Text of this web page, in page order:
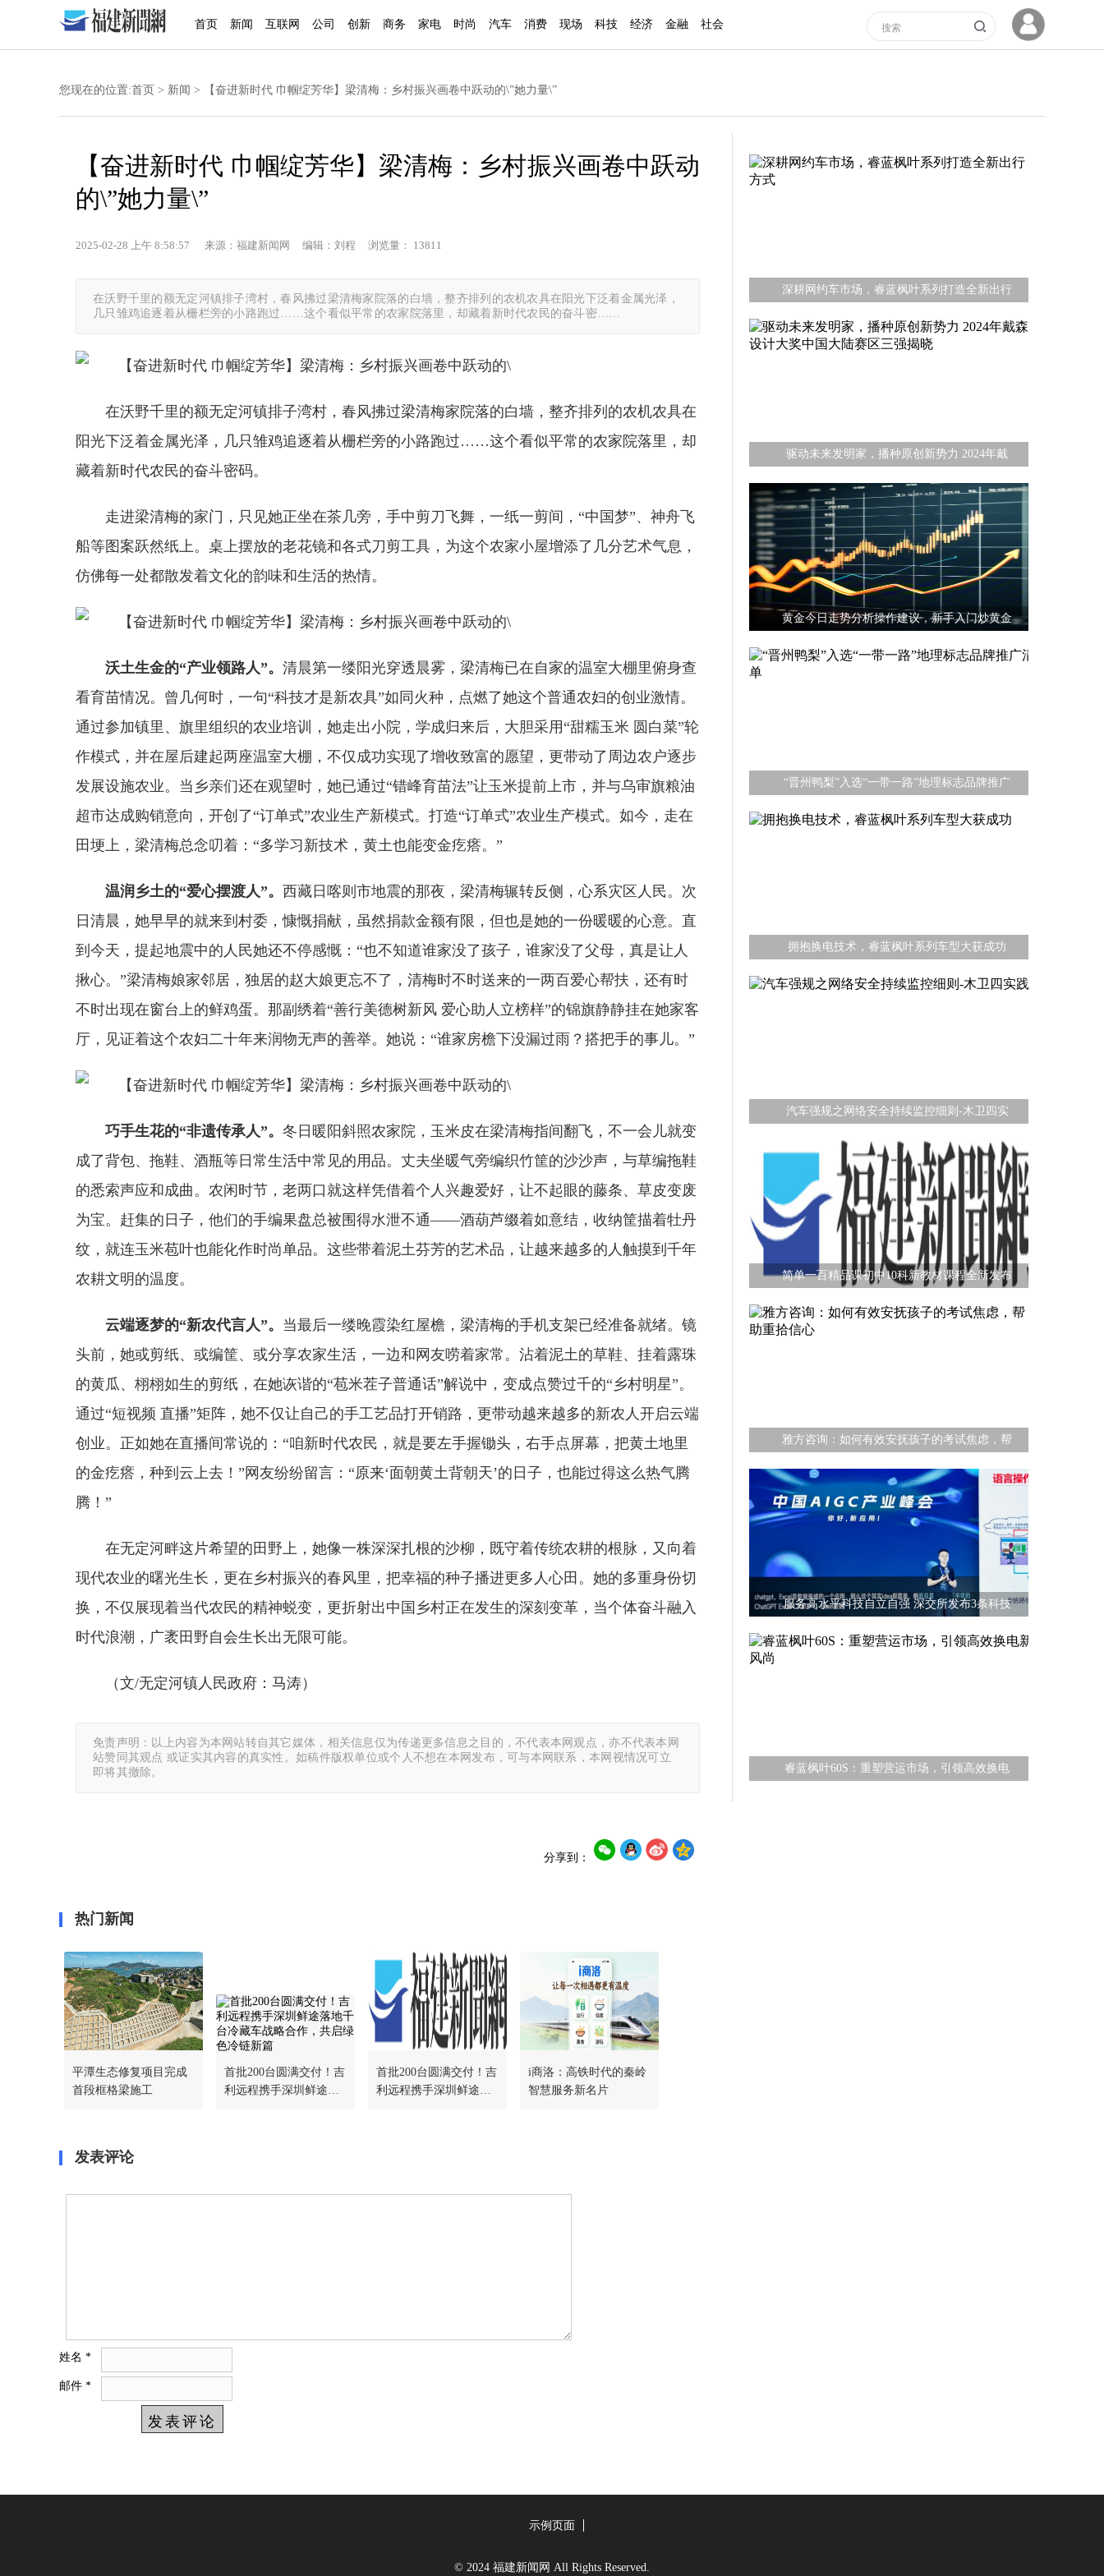
首页 新闻 互联网 公司 创新 商务 家电 时尚 汽车 消费 现场 科技 经济 金融 社会
您现在的位置:首页 > 新闻 > 【奋进新时代 巾帼绽芳华】梁清梅：乡村振兴画卷中跃动的\”她力量\”
【奋进新时代 巾帼绽芳华】梁清梅：乡村振兴画卷中跃动
的\”她力量\”
2025-02-28 上午 8:58:57 来源：福建新闻网 编辑：刘程 浏览量： 13811
在沃野千里的额无定河镇排子湾村，春风拂过梁清梅家院落的白墙，整齐排列的农机农具在阳光下泛着金属光泽，
几只雏鸡追逐着从栅栏旁的小路跑过……这个看似平常的农家院落里，却藏着新时代农民的奋斗密……
在沃野千里的额无定河镇排子湾村，春风拂过梁清梅家院落的白墙，整齐排列的农机农具在
阳光下泛着金属光泽，几只雏鸡追逐着从栅栏旁的小路跑过……这个看似平常的农家院落里，却
藏着新时代农民的奋斗密码。
走进梁清梅的家门，只见她正坐在茶几旁，手中剪刀飞舞，一纸一剪间，“中国梦”、神舟飞
船等图案跃然纸上。桌上摆放的老花镜和各式刀剪工具，为这个农家小屋增添了几分艺术气息，
仿佛每一处都散发着文化的韵味和生活的热情。
沃土生金的“产业领路人”。 清晨第一缕阳光穿透晨雾，梁清梅已在自家的温室大棚里俯身查
看育苗情况。曾几何时，一句“科技才是新农具”如同火种，点燃了她这个普通农妇的创业激情。
通过参加镇里、旗里组织的农业培训，她走出小院，学成归来后，大胆采用“甜糯玉米 圆白菜”轮
作模式，并在屋后建起两座温室大棚，不仅成功实现了增收致富的愿望，更带动了周边农户逐步
发展设施农业。当乡亲们还在观望时，她已通过“错峰育苗法”让玉米提前上市，并与乌审旗粮油
超市达成购销意向，开创了“订单式”农业生产新模式。打造“订单式”农业生产模式。如今，走在
田埂上，梁清梅总念叨着：“多学习新技术，黄土也能变金疙瘩。”
温润乡土的“爱心摆渡人”。 西藏日喀则市地震的那夜，梁清梅辗转反侧，心系灾区人民。次
日清晨，她早早的就来到村委，慷慨捐献，虽然捐款金额有限，但也是她的一份暖暖的心意。直
到今天，提起地震中的人民她还不停感慨：“也不知道谁家没了孩子，谁家没了父母，真是让人
揪心。”梁清梅娘家邻居，独居的赵大娘更忘不了，清梅时不时送来的一两百爱心帮扶，还有时
不时出现在窗台上的鲜鸡蛋。那副绣着“善行美德树新风 爱心助人立榜样”的锦旗静静挂在她家客
厅，见证着这个农妇二十年来润物无声的善举。她说：“谁家房檐下没漏过雨？搭把手的事儿。”
巧手生花的“非遗传承人”。 冬日暖阳斜照农家院，玉米皮在梁清梅指间翻飞，不一会儿就变
成了背包、拖鞋、酒瓶等日常生活中常见的用品。丈夫坐暖气旁编织竹筐的沙沙声，与草编拖鞋
的悉索声应和成曲。农闲时节，老两口就这样凭借着个人兴趣爱好，让不起眼的藤条、草皮变废
为宝。赶集的日子，他们的手编果盘总被围得水泄不通——酒葫芦缀着如意结，收纳筐描着牡丹
纹，就连玉米苞叶也能化作时尚单品。这些带着泥土芬芳的艺术品，让越来越多的人触摸到千年
农耕文明的温度。
云端逐梦的“新农代言人”。 当最后一缕晚霞染红屋檐，梁清梅的手机支架已经准备就绪。镜
头前，她或剪纸、或编筐、或分享农家生活，一边和网友唠着家常。沾着泥土的草鞋、挂着露珠
的黄瓜、栩栩如生的剪纸，在她诙谐的“苞米茬子普通话”解说中，变成点赞过千的“乡村明星”。
通过“短视频 直播”矩阵，她不仅让自己的手工艺品打开销路，更带动越来越多的新农人开启云端
创业。正如她在直播间常说的：“咱新时代农民，就是要左手握锄头，右手点屏幕，把黄土地里
的金疙瘩，种到云上去！”网友纷纷留言：“原来‘面朝黄土背朝天’的日子，也能过得这么热气腾
腾！”
在无定河畔这片希望的田野上，她像一株深深扎根的沙柳，既守着传统农耕的根脉，又向着
现代农业的曙光生长，更在乡村振兴的春风里，把幸福的种子播进更多人心田。她的多重身份切
换，不仅展现着当代农民的精神蜕变，更折射出中国乡村正在发生的深刻变革，当个体奋斗融入
时代浪潮，广袤田野自会生长出无限可能。
（文/无定河镇人民政府：马涛）
免责声明：以上内容为本网站转自其它媒体，相关信息仅为传递更多信息之目的，不代表本网观点，亦不代表本网
站赞同其观点 或证实其内容的真实性。如稿件版权单位或个人不想在本网发布，可与本网联系，本网视情况可立
即将其撤除。
分享到：
热门新闻
平潭生态修复项目完成
首段框格梁施工
首批200台圆满交付！吉
利远程携手深圳鲜途落
首批200台圆满交付！吉
利远程携手深圳鲜途落
i商洛：高铁时代的秦岭
智慧服务新名片
发表评论
姓名 *
邮件 *
深耕网约车市场，睿蓝枫叶系列打造全新出行
驱动未来发明家，播种原创新势力 2024年戴
黄金今日走势分析操作建议，新手入门炒黄金
“晋州鸭梨”入选“一带一路”地理标志品牌推广
拥抱换电技术，睿蓝枫叶系列车型大获成功
汽车强规之网络安全持续监控细则-木卫四实
简单一百精品课初中10科新教材课程全新发布
雅方咨询：如何有效安抚孩子的考试焦虑，帮
服务高水平科技自立自强 深交所发布3条科技
睿蓝枫叶60S：重塑营运市场，引领高效换电
示例页面
© 2024 福建新闻网 All Rights Reserved.